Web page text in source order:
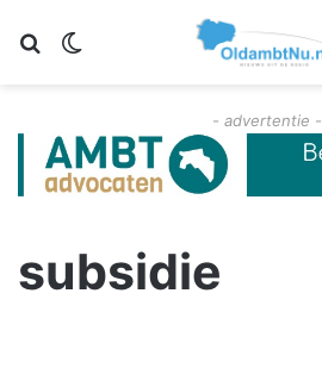
Zoeken
- advertentie -
subsidie